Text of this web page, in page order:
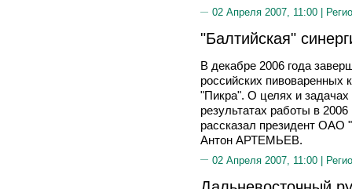
02 Апреля 2007, 11:00 |
"Балтийская"
В декабре 2006 года
российских пивоваренных
"Пикра". О целях и задачах
результатах работы в
рассказал президент ОАО
Антон АРТЕМЬЕВ.
02 Апреля 2007, 11:00 |